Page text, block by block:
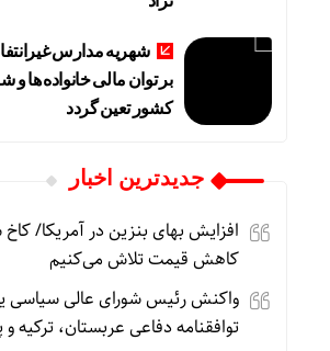
شهریه مدارس
بر توان مالی خانواده ها
کشور تعین گردد
جديدترين اخبار
افزایش بهای بنزین در آمریکا/
کاهش قیمت تلاش می‌کنیم
واکنش رئیس شورای عالی سیاسی
توافقنامه دفاعی عربستان، ترکیه